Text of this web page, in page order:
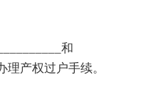
和
理产权过户手续。